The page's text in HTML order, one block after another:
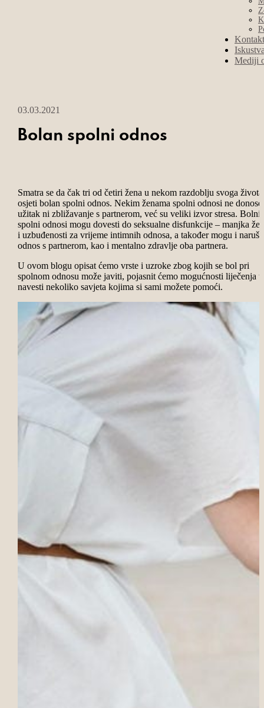
Kontakt
Mediji
03.03.2021
Bolan spolni odnos
Smatra se da čak tri od četiri žena u nekom razdoblju svoga života
osjeti bolan spolni odnos. Nekim ženama spolni odnosi ne donose
užitak ni zbližavanje s partnerom, već su veliki izvor stresa. Bolni
spolni odnosi mogu dovesti do seksualne disfunkcije – manjka
i uzbuđenosti za vrijeme intimnih odnosa, a također mogu i
odnos s partnerom, kao i mentalno zdravlje oba partnera.
U ovom blogu opisat ćemo vrste i uzroke zbog kojih se bol pri
spolnom odnosu može javiti, pojasnit ćemo mogućnosti liječenja
navesti nekoliko savjeta kojima si sami možete pomoći.